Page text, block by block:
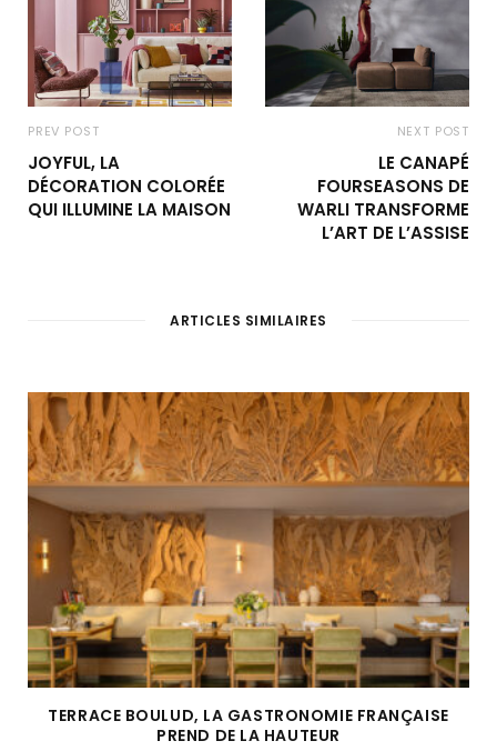
PREV POST
JOYFUL, LA
DÉCORATION COLORÉE
QUI ILLUMINE LA MAISON
NEXT POST
LE CANAPÉ
FOURSEASONS DE
WARLI TRANSFORME
L’ART DE L’ASSISE
ARTICLES SIMILAIRES
TERRACE BOULUD, LA GASTRONOMIE FRANÇAISE
PREND DE LA HAUTEUR